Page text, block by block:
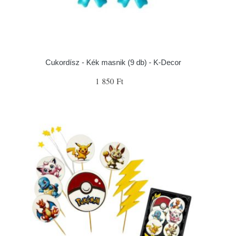
Cukordísz - Kék masnik (9 db) - K-Decor
1 850 Ft